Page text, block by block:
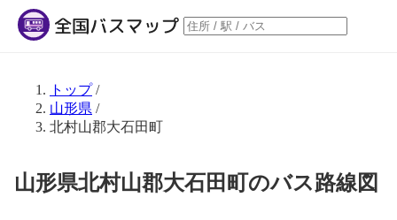
トップ/
山形県 /
北村山郡大石田町
山形県北村山郡大石田町のバス路線図